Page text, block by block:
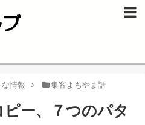
情報 集客よもやま話
ー、７つのパタ